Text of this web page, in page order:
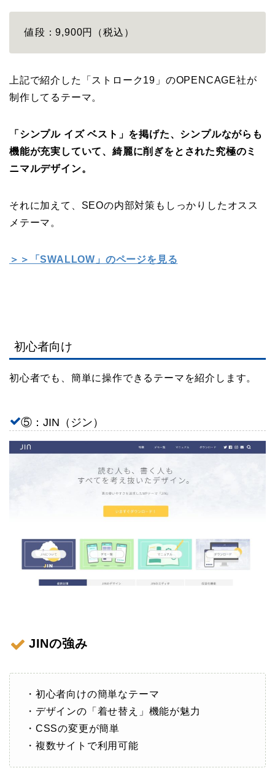
値段：9,900円（税込）
上記で紹介した「ストローク19」のOPENCAGE社が
制作してるテーマ。
「シンプル イズ ベスト」を掲げた、シンプルながらも
機能が充実していて、綺麗に削ぎをとされた究極のミ
ニマルデザイン。
それに加えて、SEOの内部対策もしっかりしたオスス
メテーマ。
＞＞「SWALLOW」のページを見る
初心者向け
初心者でも、簡単に操作できるテーマを紹介します。
⑤：JIN（ジン）
JINの強み
・初心者向けの簡単なテーマ
・デザインの「着せ替え」機能が魅力
・CSSの変更が簡単
・複数サイトで利用可能